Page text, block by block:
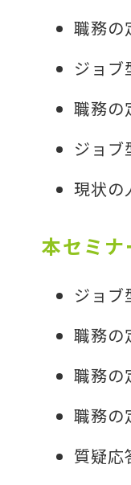
職務の
ジョブ
職務の
ジョブ
現状の
本セミ
ジョブ
職務の
職務の
職務の
質疑応